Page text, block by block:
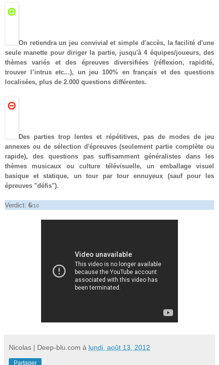
On retiendra un jeu convivial et simple d'accès, la facilité d'une
seule manette pour diriger la partie, jusqu'à 4 équipes/joueurs, des
thèmes variés et des épreuves diversifiées (réflexion, rapidité,
trouver l’intrus etc...), un jeu 100% en français et des questions
localisées, plus de 2.000 questions différentes.
Des parties trop lentes et répétitives, pas de modes de jeu
annexes ou de sélection d'épreuves (seulement partie complète ou
rapide), des questions pas suffisamment généralistes dans les
thèmes musicaux ou culture télévisuelle, un emballage visuel
basique et statique, un tour par tour ennuyeux (sauf pour les
épreuves "défis").
Verdict: 6/10
Nicolas | Deep-blu.com à lundi, août 13, 2012
Partager